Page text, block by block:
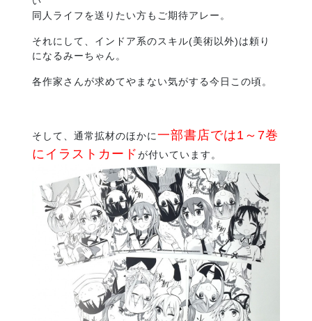
同人ライフを送りたい方もご期待アレー。
それにして、インドア系のスキル(美術以外)は頼り
になるみーちゃん。
各作家さんが求めてやまない気がする今日この頃。
そして、通常拡材のほかに一部書店では1～7巻
にイラストカードが付いています。